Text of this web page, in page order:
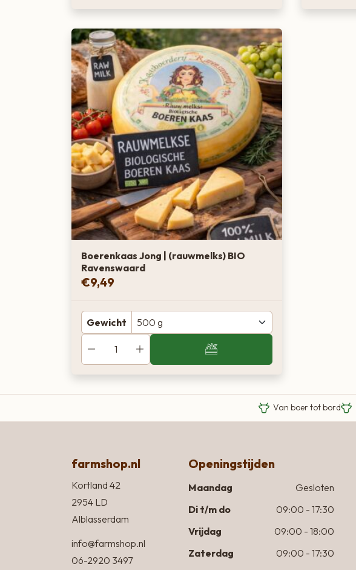
Boerenkaas Jong | (rauwmelks) BIO
Ravenswaard
€9,49
Gewicht
Van boer tot bord
farmshop.nl
Kortland 42
2954 LD
Alblasserdam
info@farmshop.nl
06-2920 3497
Openingstijden
Maandag
Gesloten
Di t/m do
09:00 - 17:30
Vrijdag
09:00 - 18:00
Zaterdag
09:00 - 17:30